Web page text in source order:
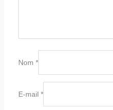
Nom *
E-mail *